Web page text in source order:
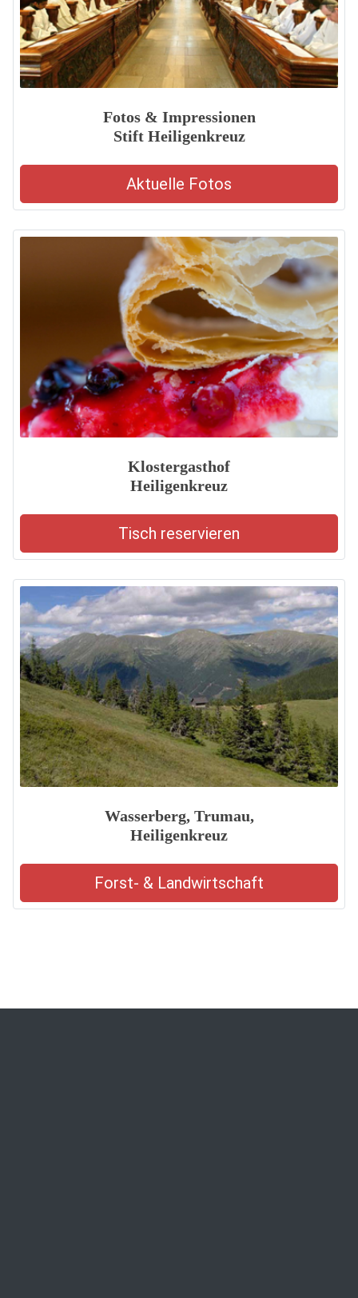
Fotos & Impressionen
Stift Heiligenkreuz
Aktuelle Fotos
Klostergasthof
Heiligenkreuz
Tisch reservieren
Wasserberg, Trumau,
Heiligenkreuz
Forst- & Landwirtschaft